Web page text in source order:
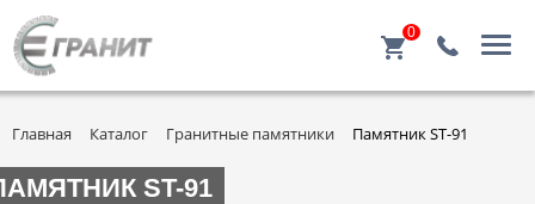
0
Главная Каталог Гранитные памятники Памятник ST-91
ST-91